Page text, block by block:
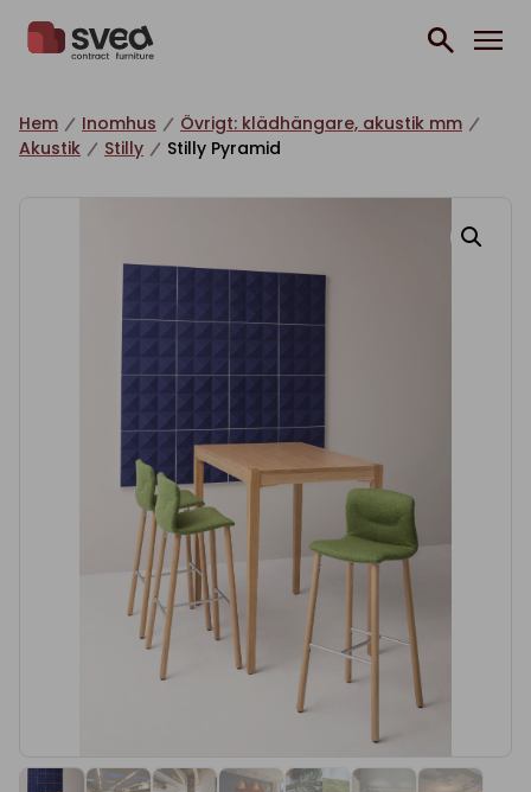
Hem Inomhus
Övrigt: klädhängare, akustik mm
Akustik
Stilly Stilly Pyramid